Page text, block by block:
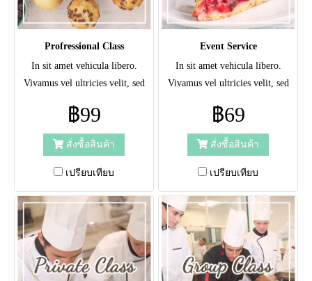
Profressional Class
In sit amet vehicula libero.
Vivamus vel ultricies velit, sed
฿99
สั่งซื้อสินค้า
เปรียบเทียบ
Event Service
In sit amet vehicula libero.
Vivamus vel ultricies velit, sed
฿69
สั่งซื้อสินค้า
เปรียบเทียบ